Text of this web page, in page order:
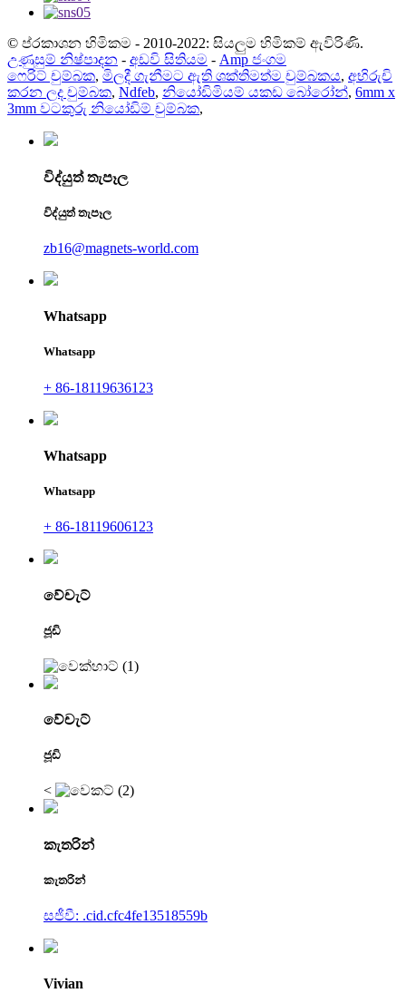
© ප්රකාශන හිමිකම - 2010-2022: සියලුම හිමිකම් ඇවිරිණි.
උණුසුම් නිෂ්පාදන - අඩවි සිතියම - Amp ජංගම
ෆෙරිට් චුම්බක, මිලදී ගැනීමට ඇති ශක්තිමත්ම චුම්බකය, අභිරුචි
කරන ලද චුම්බක, Ndfeb, නියෝඩිමියම් යකඩ බෝරෝන්, 6mm x
3mm වටකුරු නියෝඩිම් චුම්බක,
විද්යුත් තැපෑල
විද්යුත් තැපෑල
zb16@magnets-world.com
Whatsapp
Whatsapp
+ 86-18119636123
Whatsapp
Whatsapp
+ 86-18119606123
වේචැට්
ජූඩි
වේචැට්
ජූඩි
<
කැතරින්
කැතරින්
සජීවී: .cid.cfc4fe13518559b
Vivian